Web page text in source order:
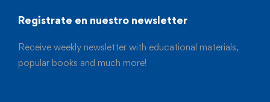
Registrate en nuestro newsletter
Receive weekly newsletter with educational materials,
popular books and much more!